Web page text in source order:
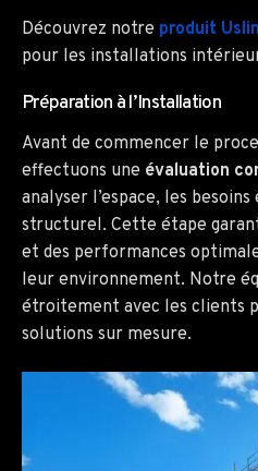
Découvrez notre produit
pour les installations
Préparation à l’Installation
Avant de commencer le
effectuons une évaluation
analyser l’espace, les
structurel. Cette étape
et des performances
leur environnement. Notre
étroitement avec les clients
solutions sur mesure.